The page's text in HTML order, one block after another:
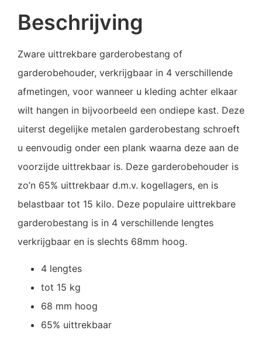
Beschrijving
Zware uittrekbare garderobestang of
garderobehouder, verkrijgbaar in 4 verschillende
afmetingen, voor wanneer u kleding achter elkaar
wilt hangen in bijvoorbeeld een ondiepe kast. Deze
uiterst degelijke metalen garderobestang schroeft
u eenvoudig onder een plank waarna deze aan de
voorzijde uittrekbaar is. Deze garderobehouder is
zo’n 65% uittrekbaar d.m.v. kogellagers, en is
belastbaar tot 15 kilo. Deze populaire uittrekbare
garderobestang is in 4 verschillende lengtes
verkrijgbaar en is slechts 68mm hoog.
4 lengtes
tot 15 kg
68 mm hoog
65% uittrekbaar